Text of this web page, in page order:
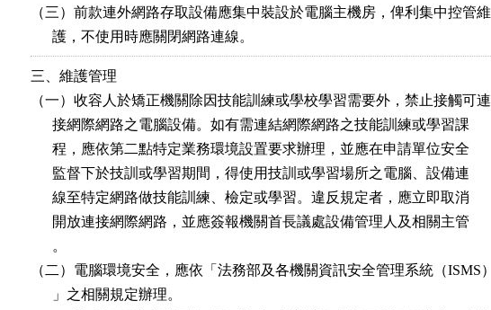
（三）前款連外網路存取設備應集中裝設於電腦主機房，俾利集中控管維
      護，不使用時應關閉網路連線。
三、維護管理
（一）收容人於矯正機關除因技能訓練或學校學習需要外，禁止接觸可連
      接網際網路之電腦設備。如有需連結網際網路之技能訓練或學習課
      程，應依第二點特定業務環境設置要求辦理，並應在申請單位安全
      監督下於技訓或學習期間，得使用技訓或學習場所之電腦、設備連
      線至特定網路做技能訓練、檢定或學習。違反規定者，應立即取消
      開放連接網際網路，並應簽報機關首長議處設備管理人及相關主管
      。
（二）電腦環境安全，應依「法務部及各機關資訊安全管理系統（ISMS）
      」之相關規定辦理。